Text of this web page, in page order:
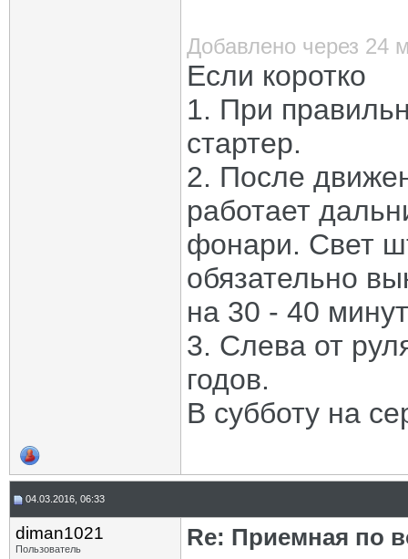
Добавлено через 24
Если коротко
1. При
стартер.
2. После
работает
фонари. Свет
обязательно
на 30 - 40
3. Слева от
годов.
В субботу на
04.03.2016, 06:33
diman1021
Пользователь
Re: Приемная по